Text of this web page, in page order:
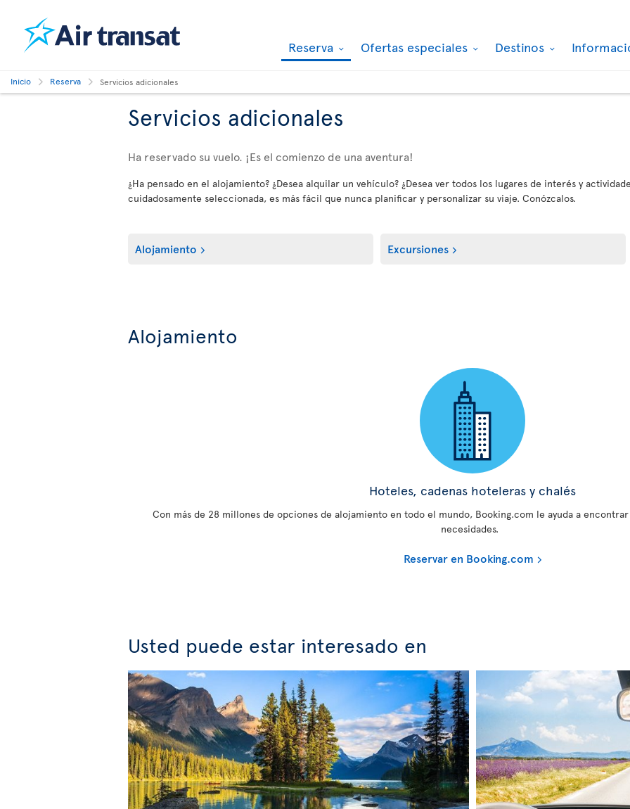
Reserva Ofertas especiales Destinos
Inicio Reserva Servicios adicionales
Servicios adicionales
Ha reservado su vuelo. ¡Es el comienzo de una aventura!
¿Ha pensado en el alojamiento? ¿Desea alquilar un vehículo? ¿Desea ver todos los lugares de interés y
cuidadosamente seleccionada, es más fácil que nunca planificar y personalizar su viaje. Conózcalos.
Alojamiento Excursiones
Alojamiento
Hoteles, cadenas hoteleras y chalés
Con más de 28 millones de opciones de alojamiento en todo el mundo, Booking.com le ayuda a
necesidades.
Reservar en Booking.com
Usted puede estar interesado en